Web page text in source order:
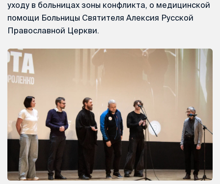
уходу в больницах зоны конфликта, о медицинской
помощи Больницы Святителя Алексия Русской
Православной Церкви.